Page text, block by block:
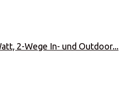
2-Wege In- und Outdoor...